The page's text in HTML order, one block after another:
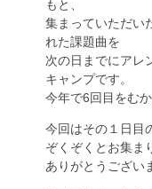
もと、
集まっていただい
れた課題曲を
次の日までにアレ
キャンプです。
今年で6回目をむ
今回はその１日目
ぞくぞくとお集ま
ありがとうござい